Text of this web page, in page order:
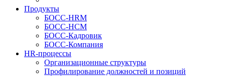
Продукты
БОСС-HRM
БОСС-HCM
БОСС-Кадровик
БОСС-Компания
HR-процессы
Организационные структуры
Профилирование должностей и позиций